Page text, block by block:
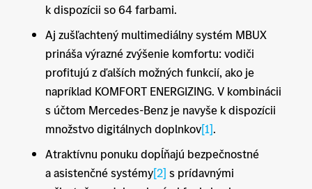
k dispozícii so 64 farbami.
Aj zušľachtený multimediálny systém MBUX
prináša výrazné zvýšenie komfortu: vodiči
profitujú z ďalších možných funkcií, ako je
napríklad KOMFORT ENERGIZING. V kombinácii
s účtom Mercedes-Benz je navyše k dispozícii
množstvo digitálnych doplnkov[1].
Atraktívnu ponuku dopĺňajú bezpečnostné
a asistenčné systémy[2] s prídavnými